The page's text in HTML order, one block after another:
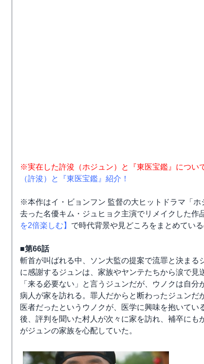
※実在した許浚（ホジュン）と『東医宝鑑』につい
（許浚）と『東医宝鑑』紹介！
※本作はイ・ビョンフン 監督の大ヒットドラマ「
去った名優キム・ジュヒョク主演でリメイクした作
を2倍楽しむ】 で時代背景や見どころをまとめてい
■第66話
斬首が叫ばれる中、ソン大監の提案で流罪と決ま
に感謝するジュンは、家族やヤンテたちから涙で
「来る必要ない」と言うジュンだが、ウノクは自
病人が家を訪れる。罪人だからと断わったジュン
医者だったというウノクが、医学に興味を抱いて
後、評判を聞いた村人が次々に家を訪れ、補卒に
がジュンの家族を心配していた。